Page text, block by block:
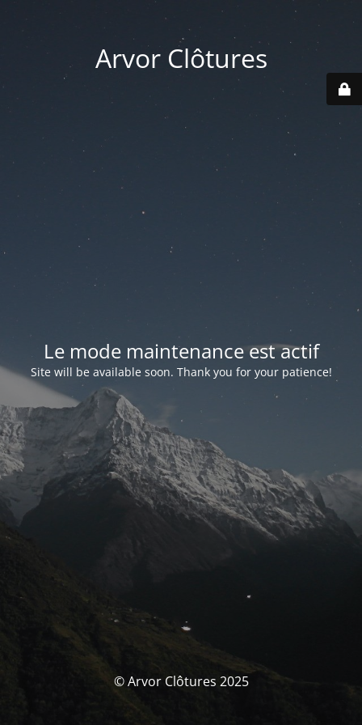
Arvor Clôtures
Le mode maintenance est actif
Site will be available soon. Thank you for your patience!
© Arvor Clôtures 2025